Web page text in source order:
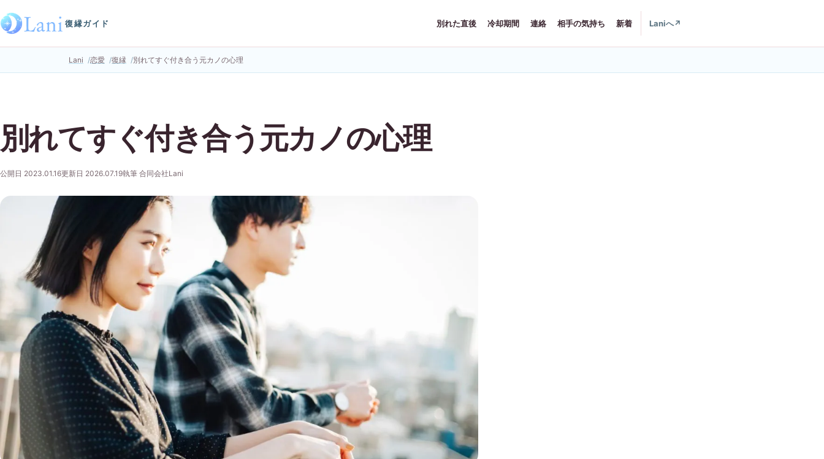
復縁ガイド 別れた直後 冷却期間 連絡 相手の気持ち 新着 Laniへ↗
Lani 恋愛 復縁 別れてすぐ付き合う元カノの心理
別れてすぐ付き合う元カノの心理
公開日 2023.01.16更新日 2026.07.19執筆 合同会社Lani